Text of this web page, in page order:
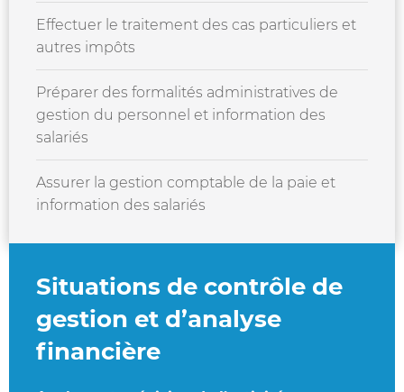
Effectuer le traitement des cas particuliers et
autres impôts
Préparer des formalités administratives de
gestion du personnel et information des
salariés
Assurer la gestion comptable de la paie et
information des salariés
Situations de contrôle de
gestion et d’analyse
financière